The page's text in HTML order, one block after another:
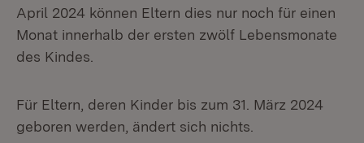
April 2024 können Eltern dies nur noch für einen
Monat innerhalb der ersten zwölf Lebensmonate
des Kindes.
Für Eltern, deren Kinder bis zum 31. März 2024
geboren werden, ändert sich nichts.